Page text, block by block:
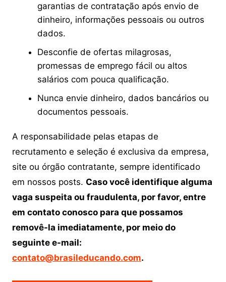
garantias de contratação após envio de
dinheiro, informações pessoais ou outros
dados.
Desconfie de ofertas milagrosas,
promessas de emprego fácil ou altos
salários com pouca qualificação.
Nunca envie dinheiro, dados bancários ou
documentos pessoais.
A responsabilidade pelas etapas de
recrutamento e seleção é exclusiva da empresa,
site ou órgão contratante, sempre identificado
em nossos posts. Caso você identifique alguma
vaga suspeita ou fraudulenta, por favor, entre
em contato conosco para que possamos
removê-la imediatamente, por meio do
seguinte e-mail:
contato@brasileducando.com.